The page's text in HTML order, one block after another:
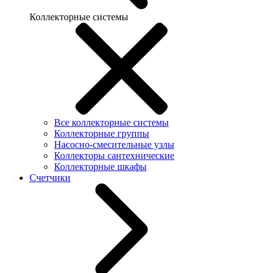
Коллекторные системы
Все коллекторные системы
Коллекторные группы
Насосно-смесительные узлы
Коллекторы сантехнические
Коллекторные шкафы
Счетчики